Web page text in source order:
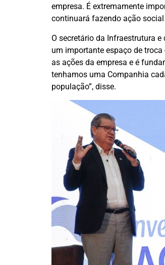
empresa. É extremamente
continuará fazendo ação
O secretário da Infraestrutura e
um importante espaço de
as ações da empresa e é
tenhamos uma Companhia
população”, disse.